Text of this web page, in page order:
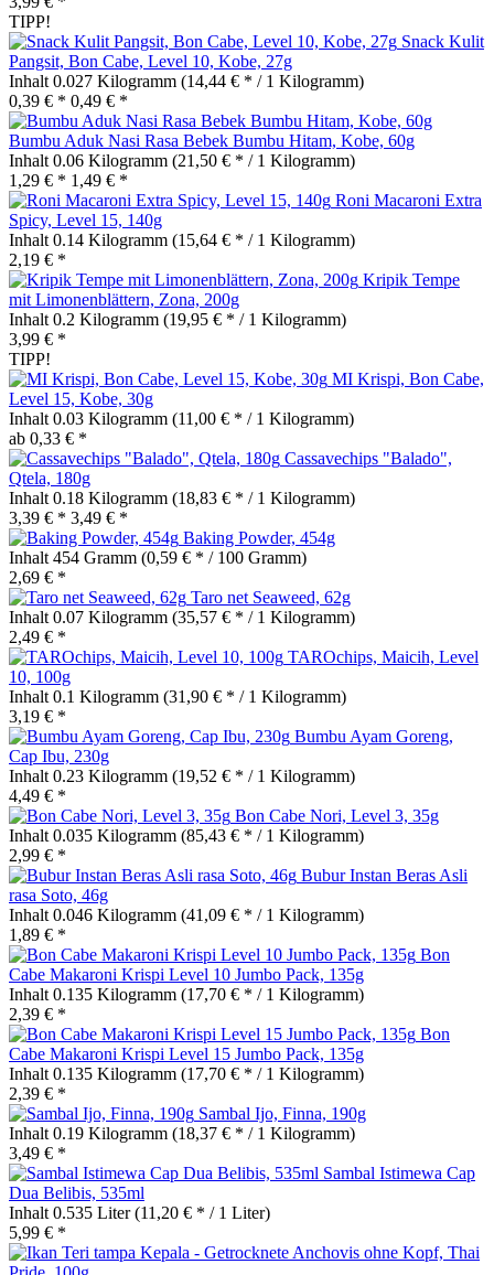
TIPP!
Snack Kulit
Pangsit, Bon Cabe, Level 10, Kobe, 27g
Inhalt 0.027 Kilogramm (14,44 € * / 1 Kilogramm)
0,39 € * 0,49 € *
Bumbu Aduk Nasi Rasa Bebek Bumbu Hitam, Kobe, 60g
Inhalt 0.06 Kilogramm (21,50 € * / 1 Kilogramm)
1,29 € * 1,49 € *
Roni Macaroni Extra
Spicy, Level 15, 140g
Inhalt 0.14 Kilogramm (15,64 € * / 1 Kilogramm)
2,19 € *
Kripik Tempe
mit Limonenblättern, Zona, 200g
Inhalt 0.2 Kilogramm (19,95 € * / 1 Kilogramm)
3,99 € *
TIPP!
MI Krispi, Bon Cabe,
Level 15, Kobe, 30g
Inhalt 0.03 Kilogramm (11,00 € * / 1 Kilogramm)
ab 0,33 € *
Cassavechips "Balado",
Qtela, 180g
Inhalt 0.18 Kilogramm (18,83 € * / 1 Kilogramm)
3,39 € * 3,49 € *
Baking Powder, 454g
Inhalt 454 Gramm (0,59 € * / 100 Gramm)
2,69 € *
Taro net Seaweed, 62g
Inhalt 0.07 Kilogramm (35,57 € * / 1 Kilogramm)
2,49 € *
TAROchips, Maicih, Level
10, 100g
Inhalt 0.1 Kilogramm (31,90 € * / 1 Kilogramm)
3,19 € *
Bumbu Ayam Goreng,
Cap Ibu, 230g
Inhalt 0.23 Kilogramm (19,52 € * / 1 Kilogramm)
4,49 € *
Bon Cabe Nori, Level 3, 35g
Inhalt 0.035 Kilogramm (85,43 € * / 1 Kilogramm)
2,99 € *
Bubur Instan Beras Asli
rasa Soto, 46g
Inhalt 0.046 Kilogramm (41,09 € * / 1 Kilogramm)
1,89 € *
Bon
Cabe Makaroni Krispi Level 10 Jumbo Pack, 135g
Inhalt 0.135 Kilogramm (17,70 € * / 1 Kilogramm)
2,39 € *
Bon
Cabe Makaroni Krispi Level 15 Jumbo Pack, 135g
Inhalt 0.135 Kilogramm (17,70 € * / 1 Kilogramm)
2,39 € *
Sambal Ijo, Finna, 190g
Inhalt 0.19 Kilogramm (18,37 € * / 1 Kilogramm)
3,49 € *
Sambal Istimewa Cap
Dua Belibis, 535ml
Inhalt 0.535 Liter(11,20 € * / 1 Liter)
5,99 € *